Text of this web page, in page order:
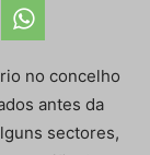
no concelho
antes da
sectores,